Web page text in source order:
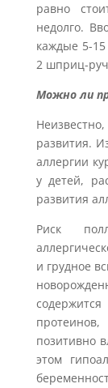
равно
недолго.
каждые 5-
2 шприц-
Можно ли
развития.
аллергии
у детей,
развития
Риск
и грудное
позитивно
этом